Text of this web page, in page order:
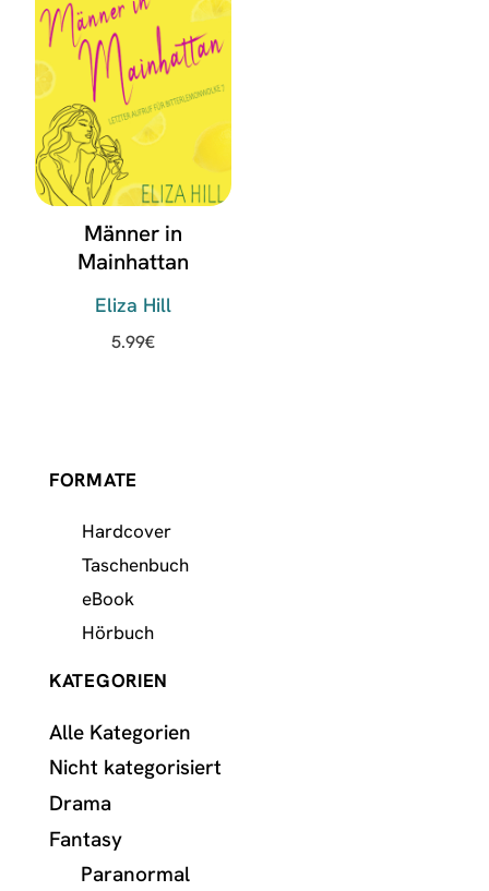
Männer in
Mainhattan
Eliza Hill
5.99€
FORMATE
Hardcover
Taschenbuch
eBook
Hörbuch
KATEGORIEN
Alle Kategorien
Nicht kategorisiert
Drama
Fantasy
Paranormal